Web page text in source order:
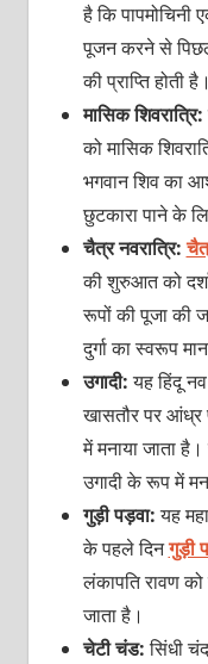
है कि पापमोचिनी
पूजन करने से
की प्राप्ति होती है।
मासिक शिवर‍ात्रि:
को मासिक
भगवान शिव का
छुटकारा पाने के
चैत्र नवरात्रि:
की शुरुआत को
रूपों की पूजा की
दुर्गा का स्‍वरूप
उगादी:यह हिंदू
खासतौर पर आंध्र
में मनाया जाता
उगादी के रूप में
गुड़ी पड़वा:यह
के पहले दिनगुड़ी
लंकापति रावण
जाता है।
चेटी चंड:सिंधी